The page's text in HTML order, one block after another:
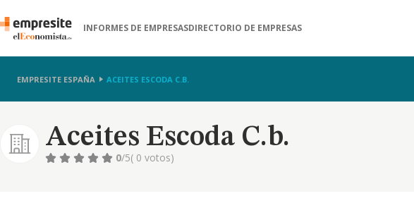
INFORMES DE EMPRESASDIRECTORIO DE EMPRESAS
EMPRESITE ESPAÑA ACEITES ESCODA C.B.
Aceites Escoda C.b.
0/5( 0 votos)